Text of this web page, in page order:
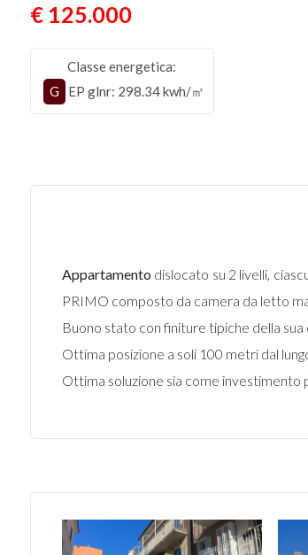
€ 125.000
Classe energetica:
G
EP glnr: 298.34 kwh/㎡
Appartamento dislocato su 2 livelli,
PRIMO composto da camera da letto
Buono stato con finiture tipiche della
Ottima posizione a soli 100 metri dal
Ottima soluzione sia come